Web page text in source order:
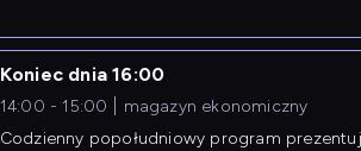
Koniec dnia 16:00
14:00 - 15:00
magazyn ekonomiczny
Codzienny popołudniowy program